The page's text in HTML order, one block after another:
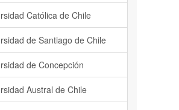
Católica de Chile
de Santiago de Chile
de Concepción
Austral de Chile